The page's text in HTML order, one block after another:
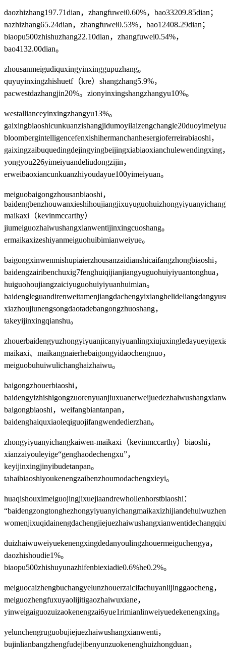
daozhizhang197.71dian，zhangfuwei0.60%，bao33209.85dian；
nazhizhang65.24dian，zhangfuwei0.53%，bao12408.29dian；
biaopu500zhishuzhang22.10dian，zhangfuwei0.54%，
bao4132.00dian。
zhousanmeigudiquxingyinxinggupuzhang。
quyuyinxingzhishuetf（kre）shangzhang5.9%，
pacwestdazhangjin20%。zionyinxingshangzhangyu10%。
westallianceyinxingzhangyu13%。
bloombergintelligencefenxishihermanchanhesergioferreirabiaoshi，
gaixingzaibuquedingdejingyingbeijingxiabiaoxianchulewendingxing
yongyou226yimeiyuandeliudongzijin，
erweibaoxiancunkuanzhiyoudayue100yimeiyuan。
meiguobaigongzhousanbiaoshi，
maikaxi（kevinmccarthy）
jiumeiguozhaiwushangxianwentijinxingcuoshang。
ermaikaxizeshiyanmeiguohuibimianweiyue。
baigongxinwenmishupiaierzhousanzaidianshicaifangzhongbiaoshi，
baidengzairibenchuxig7fenghuiqijianjiangyuguohuiyiyuantonghua，
huiguohoujiangzaiciyuguohuiyiyuanhuimian。
xiazhoujiunengsongdaotadebangongzhuoshang，
takeyijinxingqianshu。
maikaxi、maikangnaierhebaigongyidaochengnuo，
meiguobuhuiwulichanghaizhaiwu。
baigongzhouerbiaoshi，
baigongbiaoshi，weifangbiantanpan，
baidenghaiquxiaoleqiguojifangwendedierzhan。
zhongyiyuanyichangkaiwen-maikaxi（kevinmccarthy）biaoshi，
xianzaiyouleyige“genghaodechengxu”，
keyijinxingjinyibudetanpan。
tahaibiaoshiyoukenengzaibenzhoumodachengxieyi。
huaqishouximeiguojingjixuejiaandrewhollenhorstbiaoshi：
duizhaiwuweiyuekenengxingdedanyoulingzhouermeiguchengya，
daozhishoudie1%。
biaopu500zhishuyunazhifenbiexiadie0.6%he0.2%。
meiguocaizhengbuchangyelunzhouerzaicifachuyanlijinggaocheng，
meiguozhengfuxuyaolijitigaozhaiwuxiane，
yinweigaiguozuizaokenengzai6yue1rimianlinweiyuedekenengxing。
yelunchengruguobujiejuezhaiwushangxianwenti，
bujinlianbangzhengfudejibenyunzuokenenghuizhongduan，